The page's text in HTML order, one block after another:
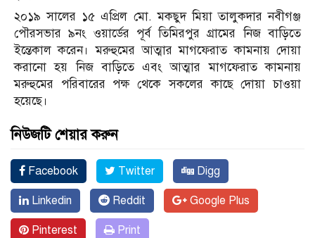
২০১৯ সালের ১৫ এপ্রিল মো. মকছুদ মিয়া তালুকদার নবীগঞ্জ
পৌরসভার ৯নং ওয়ার্ডের পূর্ব তিমিরপুর গ্রামের নিজ বাড়িতে
ইন্তেকাল করেন। মরুহুমের আত্মার মাগফেরাত কামনায় দোয়া
করানো হয় নিজ বাড়িতে এবং আত্মার মাগফেরাত কামনায়
মরুহুমের পরিবারের পক্ষ থেকে সকলের কাছে দোয়া চাওয়া
হয়েছে।
নিউজটি শেয়ার করুন
Facebook Twitter Digg
Linkedin Reddit Google Plus
Pinterest Print